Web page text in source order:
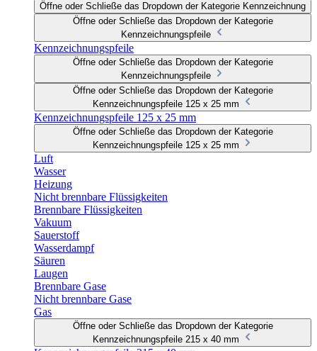
Öffne oder Schließe das Dropdown der Kategorie Kennzeichnung
Öffne oder Schließe das Dropdown der Kategorie
Kennzeichnungspfeile
Kennzeichnungspfeile
Öffne oder Schließe das Dropdown der Kategorie
Kennzeichnungspfeile
Öffne oder Schließe das Dropdown der Kategorie
Kennzeichnungspfeile 125 x 25 mm
Kennzeichnungspfeile 125 x 25 mm
Öffne oder Schließe das Dropdown der Kategorie
Kennzeichnungspfeile 125 x 25 mm
Luft
Wasser
Heizung
Nicht brennbare Flüssigkeiten
Brennbare Flüssigkeiten
Vakuum
Sauerstoff
Wasserdampf
Säuren
Laugen
Brennbare Gase
Nicht brennbare Gase
Gas
Öffne oder Schließe das Dropdown der Kategorie
Kennzeichnungspfeile 215 x 40 mm